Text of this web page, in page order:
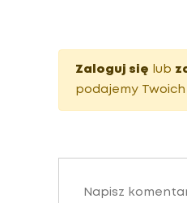
Zaloguj się lub
podajemy